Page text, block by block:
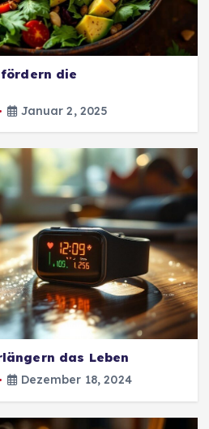
die
Januar 2, 2025
das Leben
Dezember 18, 2024